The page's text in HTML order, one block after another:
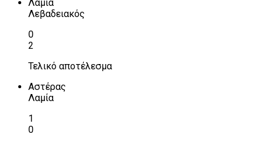
Λαμία
Λεβαδειακός
0
2
Τελικό αποτέλεσμα
Αστέρας
Λαμία
1
0